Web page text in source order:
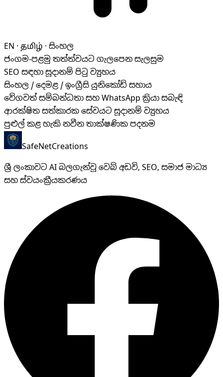
EN · தமிழ் · සිංහල
ජංගම-පළමු තත්ත්වයට ගැලපෙන සැලසුම
SEO සඳහා සූදානම් පිටු ව්‍යුහය
සිංහල / දෙමළ / ඉංග්‍රීසි යුනිකෝඩ් සහාය
වේගවත් සම්බන්ධතා සහ WhatsApp ක්‍රියා සබැඳි
ආරක්ෂිත සත්කාරක සේවයට සූදානම් ව්‍යුහය
පුළුල් කළ හැකි නවීන තාක්ෂණික පදනම
SafeNetCreations
ශ්‍රී ලංකාවට AI බලගැන්වූ වෙබ් අඩවි, SEO, සමාජ මාධ්‍ය
සහ ස්වයංක්‍රීයකරණය